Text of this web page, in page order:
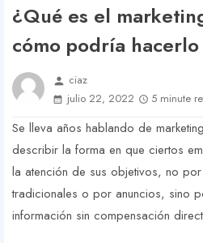
¿Qué es el
cómo podría
person ciaz
julio 22, 2022
5 minute
Se lleva años hablando de
describir la forma en que ciertos
la atención de sus objetivos, no
tradicionales o por anuncios, sino
información sin compensación